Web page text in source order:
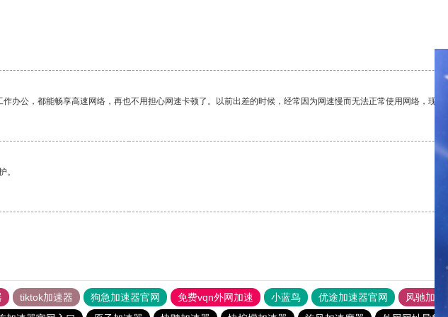
办公，都能畅享高速网络，再也不用担心网速卡顿了。以前出差的时候，经常因为网速慢而无法正常使用网络，现在
。
tiktok加速器 狗急加速器官网 免费vqn外网加速 小蓝鸟 优途加速器官网 风驰加速